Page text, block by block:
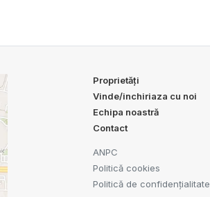
Proprietăți
Vinde/inchiriaza cu noi
Echipa noastră
Contact
ANPC
Politică cookies
Politică de confidențialitate